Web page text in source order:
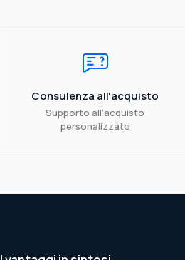
Consulenza all'acquisto
Supporto all'acquisto
personalizzato